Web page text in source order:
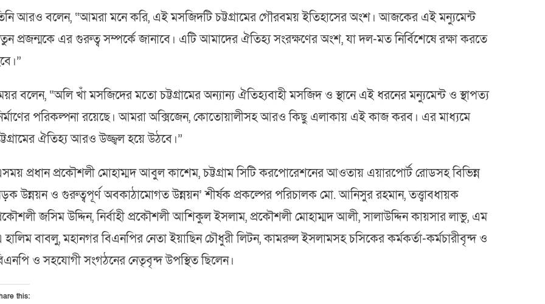
আরও বলেন, “আমরা মনে করি, এই মসজিদটি চট্টগ্রামের গৌরবময় ইতিহাসের অংশ। আজকের এই মন্যুমেন্ট
প্রজন্মকে এর গুরুত্ব সম্পর্কে জানাবে। এটি আমাদের ঐতিহ্য সংরক্ষণের অংশ, যা দল-মত নির্বিশেষে রক্ষা করতে
বলেন, “অলি খাঁ মসজিদের মতো চট্টগ্রামের অন্যান্য ঐতিহ্যবাহী মসজিদ ও স্থানে এই ধরনের মন্যুমেন্ট ও স্থাপত্য
পরিকল্পনা রয়েছে। আমরা অক্সিজেন, কোতোয়ালীসহ আরও কিছু এলাকায় এই কাজ করব। এর মাধ্যমে
ঐতিহ্য আরও উজ্জ্বল হয়ে উঠবে।”
প্রধান প্রকৌশলী মোহাম্মদ আবুল কাশেম, চট্টগ্রাম সিটি করপোরেশনের আওতায় এয়ারপোর্ট রোডসহ বিভিন্ন
উন্নয়ন ও গুরুত্বপূর্ণ অবকাঠামোগত উন্নয়ন’ শীর্ষক প্রকল্পের পরিচালক মো. আনিসুর রহমান, তত্ত্বাবধায়ক
জসিম উদ্দিন, নির্বাহী প্রকৌশলী আশিকুল ইসলাম, প্রকৌশলী মোহাম্মদ আলী, সালাউদ্দিন কায়সার লাভু, এম
হালিম বাবলু, মহানগর বিএনপির নেতা ইয়াছিন চৌধুরী লিটন, কামরুল ইসলামসহ চসিকের কর্মকর্তা-কর্মচারীবৃন্দ ও
ও সহযোগী সংগঠনের নেতৃবৃন্দ উপস্থিত ছিলেন।
this: